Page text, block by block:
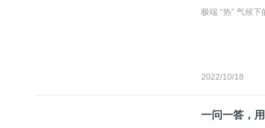
极端 “热” 气候下
2022/10/18
一问一答，